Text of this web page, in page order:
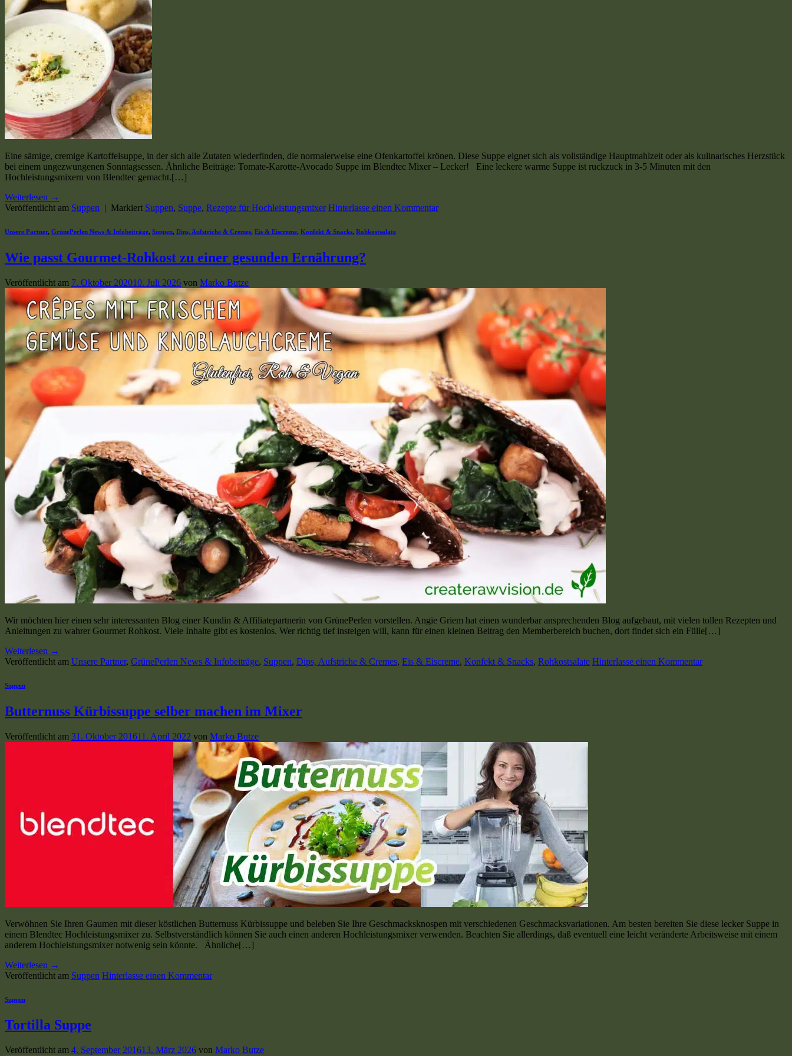
Eine sämige, cremige Kartoffelsuppe, in der sich alle Zutaten wiederfinden, die normalerweise eine Ofenkartoffel krönen. Diese Suppe eignet sich als vollständige Hauptmahlzeit oder als kulinarisches Herzstück
bei einem ungezwungenen Sonntagsessen. Ähnliche Beiträge: Tomate-Karotte-Avocado Suppe im Blendtec Mixer – Lecker! Eine leckere warme Suppe ist ruckzuck in 3-5 Minuten mit den
Hochleistungsmixern von Blendtec gemacht.[…]
Weiterlesen →
Veröffentlicht am Suppen | Markiert Suppen, Suppe, Rezepte für Hochleistungsmixer Hinterlasse einen Kommentar
Unsere Partner, GrünePerlen News & Infobeiträge, Suppen, Dips, Aufstriche & Cremes, Eis & Eiscreme, Konfekt & Snacks, Rohkostsalate
Wie passt Gourmet-Rohkost zu einer gesunden Ernährung?
Veröffentlicht am 7. Oktober 202010. Juli 2026 von Marko Butze
Wir möchten hier einen sehr interessanten Blog einer Kundin & Affiliatepartnerin von GrünePerlen vorstellen. Angie Griem hat einen wunderbar ansprechenden Blog aufgebaut, mit vielen tollen Rezepten und
Anleitungen zu wahrer Gourmet Rohkost. Viele Inhalte gibt es kostenlos. Wer richtig tief insteigen will, kann für einen kleinen Beitrag den Memberbereich buchen, dort findet sich ein Fülle[…]
Weiterlesen →
Veröffentlicht am Unsere Partner, GrünePerlen News & Infobeiträge, Suppen, Dips, Aufstriche & Cremes, Eis & Eiscreme, Konfekt & Snacks, Rohkostsalate Hinterlasse einen Kommentar
Suppen
Butternuss Kürbissuppe selber machen im Mixer
Veröffentlicht am 31. Oktober 201611. April 2022 von Marko Butze
Verwöhnen Sie Ihren Gaumen mit dieser köstlichen Butternuss Kürbissuppe und beleben Sie Ihre Geschmacksknospen mit verschiedenen Geschmacksvariationen. Am besten bereiten Sie diese lecker Suppe in
einem Blendtec Hochleistungsmixer zu. Selbstverständlich können Sie auch einen anderen Hochleistungsmixer verwenden. Beachten Sie allerdings, daß eventuell eine leicht veränderte Arbeitsweise mit einem
anderem Hochleistungsmixer notwenig sein könnte. Ähnliche[…]
Weiterlesen →
Veröffentlicht am Suppen Hinterlasse einen Kommentar
Suppen
Tortilla Suppe
Veröffentlicht am 4. September 201613. März 2026 von Marko Butze